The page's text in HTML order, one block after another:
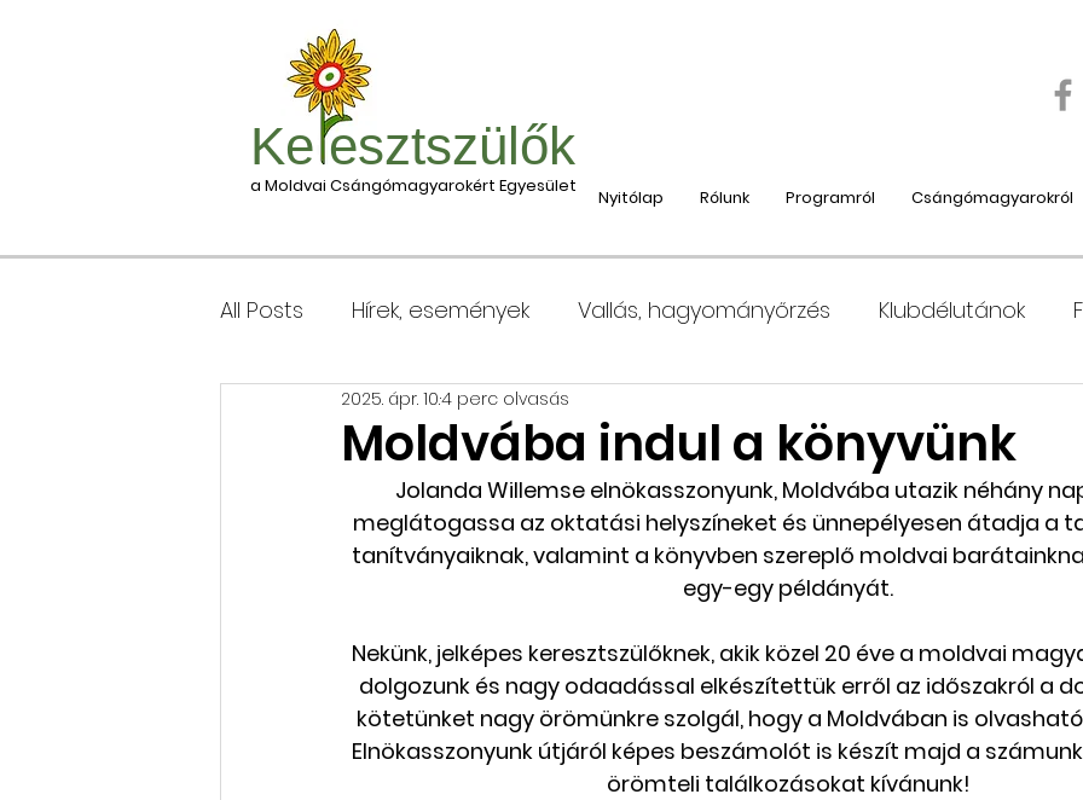
Nyitólap Rólunk Programról Csángómagyarokról
Ke esztszülők
a Moldvai Csángómagyarokért Egyesület
All Posts Hírek, események Vallás, hagyományőrzés Klubdélutánok
Csomagleadás, érkezése Moldvába
Keresztgyerekek levélcíme Nyaralás, táboroztatás Szociális és
Csángó témájú könyv, videó
Oktatás, továbbképzés Keresztszülő-portré Várjuk történeteiket!
Moldvába indul a könyvünk
2025. ápr. 10.4 perc olvasás
Jolanda Willemse elnökasszonyunk, Moldvába utazik néhány
meglátogassa az oktatási helyszíneket és ünnepélyesen átadja a
tanítványaiknak, valamint a könyvben szereplő moldvai
egy-egy példányát.
Nekünk, jelképes keresztszülőknek, akik közel 20 éve a moldvai
dolgozunk és nagy odaadással elkészítettük erről az időszakról a
kötetünket nagy örömünkre szolgál, hogy a Moldvában is
Elnökasszonyunk útjáról képes beszámolót is készít majd a
örömteli találkozásokat kívánunk!